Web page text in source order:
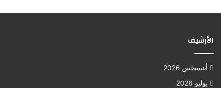
الأرشيف
أغسطس 2026
يوليو 2026